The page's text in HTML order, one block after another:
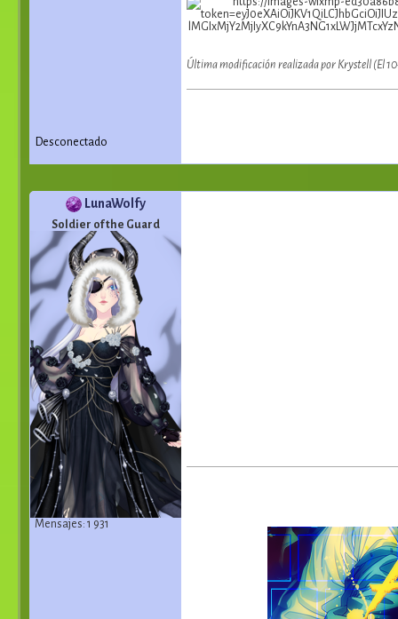
Última modificación realizada por Krystell (El
Desconectado
LunaWolfy
Soldier of the Guard
Mensajes: 1 931